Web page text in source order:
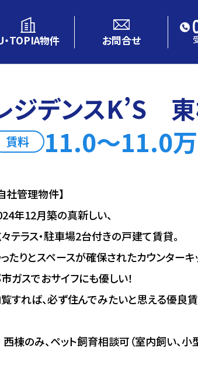
・TOPIA物件 お問合せ
ジデンスK’S
賃料 11.0〜11.0
社管理物件】
年12月築の真新しい、
テラス・駐車場2台付きの戸建て賃貸。
たりとスペースが確保されたカウンターキ
ガスでおサイフにも優しい！
すれば、必ず住んでみたいと思える優良
棟のみ、ペット飼育相談可（室内飼い、